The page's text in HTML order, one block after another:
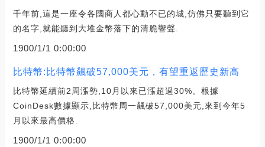
千年前,這是一座令各國商人都心動不已的城,仿佛只要聽到它
的名字,就能聽到大堆金幣落下的清脆響聲.
1900/1/1 0:00:00
比特幣:比特幣飆破57,000美元，有望重返歷史新高
比特幣延續前2周漲勢,10月以來已漲超過30%。根據
CoinDesk數據顯示,比特幣周一飆破57,000美元,來到今年5
月以來最高價格.
1900/1/1 0:00:00